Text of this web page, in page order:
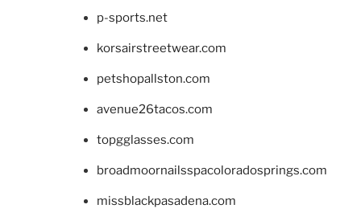
p-sports.net
korsairstreetwear.com
petshopallston.com
avenue26tacos.com
topgglasses.com
broadmoornailsspacoloradosprings.com
missblackpasadena.com